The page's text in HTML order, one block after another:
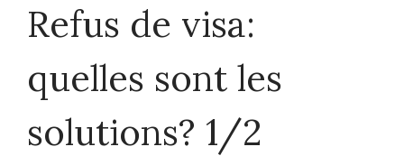
Refus de visa:
quelles sont les
solutions? 1/2